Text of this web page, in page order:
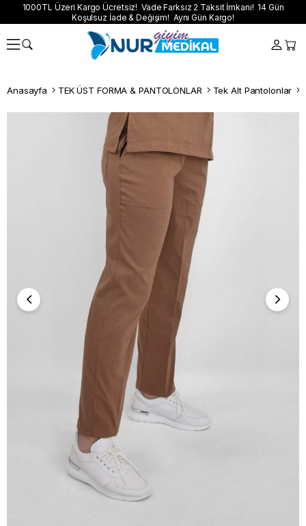
1000TL Üzeri Kargo Ücretsiz! Vade Farksız 2 Taksit İmkanı! 14 Gün
Koşulsuz İade & Değişim! Aynı Gün Kargo!
Anasayfa TEK ÜST FORMA & PANTOLONLAR Tek Alt Pantolonlar